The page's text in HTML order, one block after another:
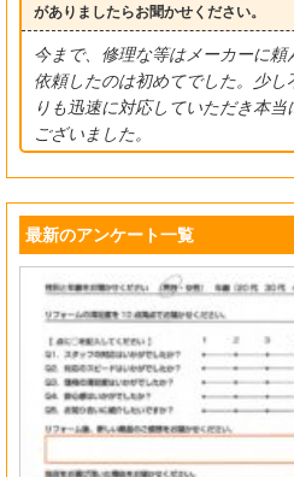
がありましたらお聞かせください。
今まで、修理な等はメーカーに
依頼したのは初めてでした。少
りも迅速に対応していただき本
ございました。
最新のアンケート一覧